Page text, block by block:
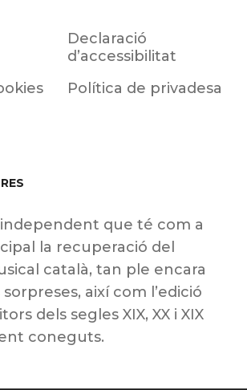
Declaració
d’accessibilitat
Política de privadesa
que té com a
la recuperació del
català, tan ple encara
sorpreses, així com l’edició
dels segles XIX, XX i XIX
coneguts.